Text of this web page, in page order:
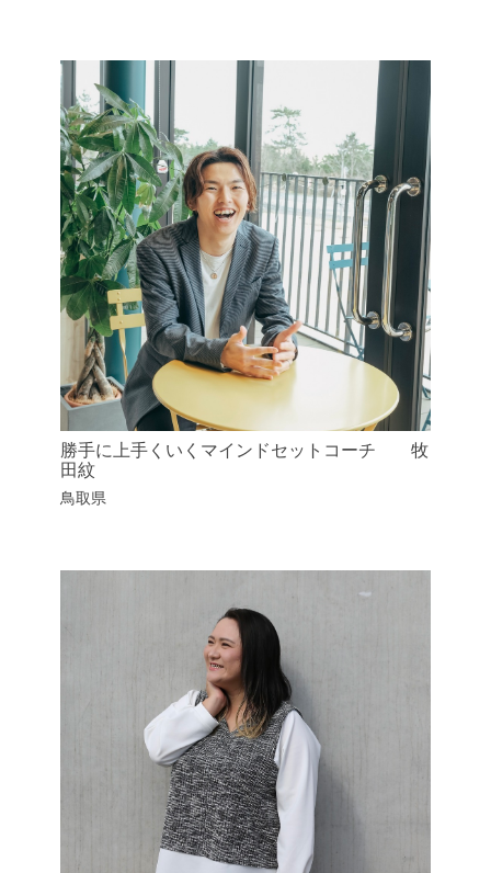
勝手に上手くいくマインドセットコーチ 牧
田紋
鳥取県